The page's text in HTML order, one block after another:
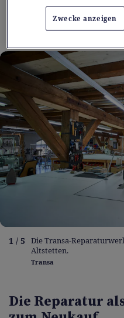
wird deutlich, dass
kein Wegwerfartikel
1 / 5
Die Transa-
Altstetten.
Transa
Die Reparatur
Zwecke anzeigen